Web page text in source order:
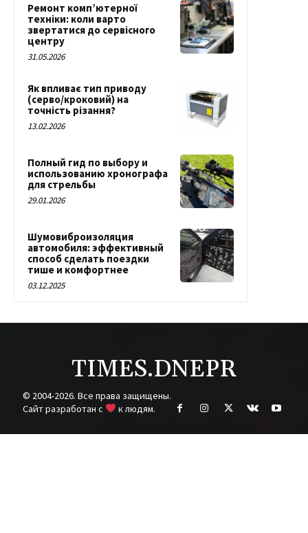
Ремонт комп’ютерної
техніки: коли варто
звертатися до сервісного
центру
31.05.2026
Як впливає тип приводу
(серво/кроковий) на
точність різання?
13.02.2026
Полный гид по выбору и
использованию хронографа
для стрельбы
29.01.2026
Шумовиброизоляция
автомобиля: эффективный
способ сделать поездки
тише и комфортнее
03.12.2025
TIMES.DNEPR
© 2004-2026. Все права защищены.
Cайт разработан с
к людям.